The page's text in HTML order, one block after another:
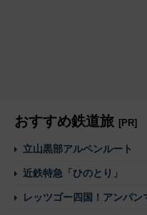
おすすめ鉄道旅 [PR]
立山黒部アルペンルート
近鉄特急「ひのとり」
レッツゴー四国！アンパン